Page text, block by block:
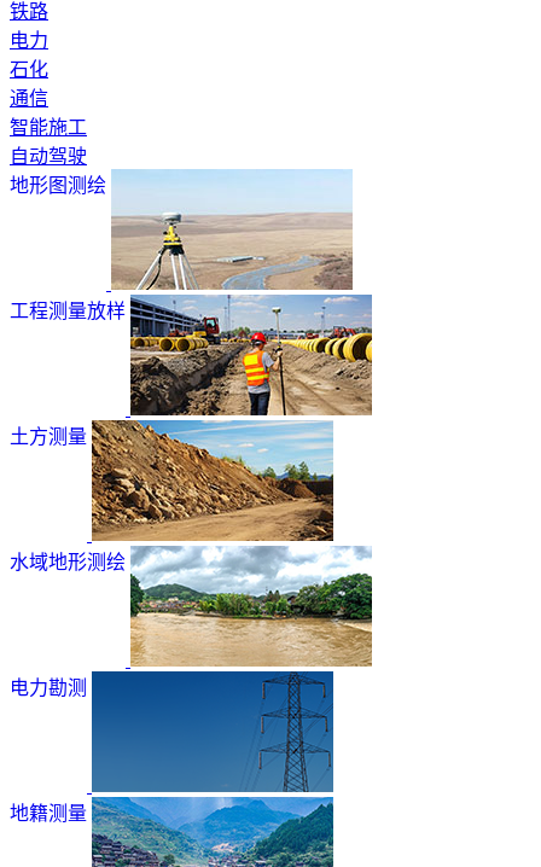
铁路
电力
石化
通信
智能施工
自动驾驶
地形图测绘
工程测量放样
土方测量
水域地形测绘
电力勘测
地籍测量